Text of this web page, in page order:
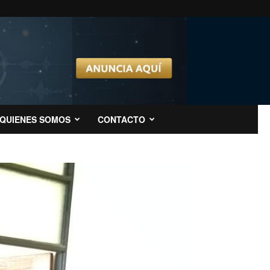
QUIENES SOMOS CONTACTO